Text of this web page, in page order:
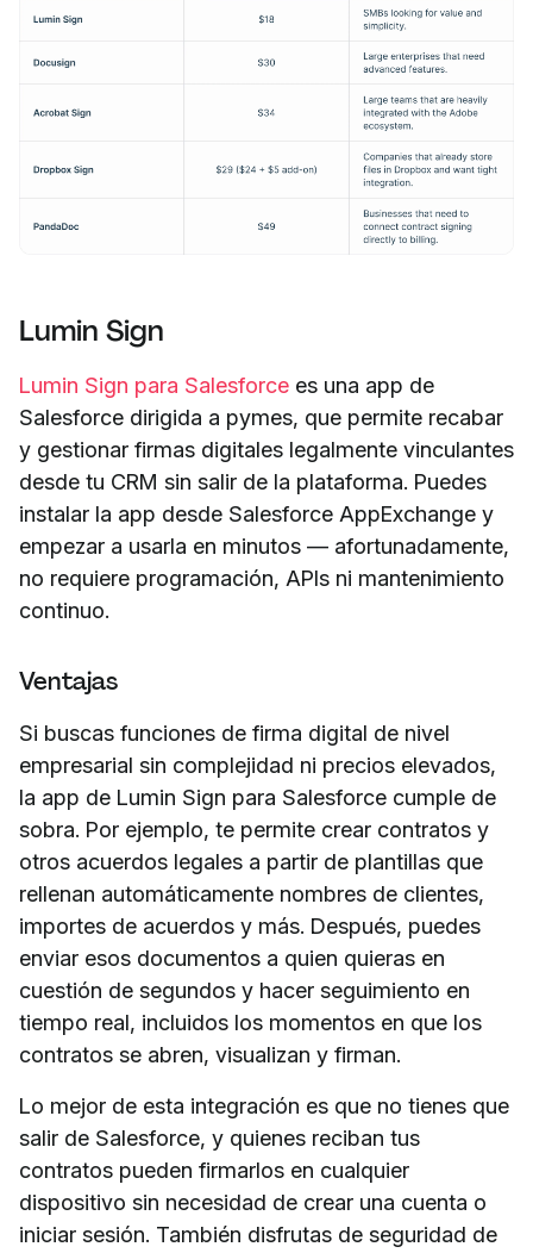
Lumin Sign
Lumin Sign para Salesforce es una app de
Salesforce dirigida a pymes, que permite recabar
y gestionar firmas digitales legalmente vinculantes
desde tu CRM sin salir de la plataforma. Puedes
instalar la app desde Salesforce AppExchange y
empezar a usarla en minutos — afortunadamente,
no requiere programación, APIs ni mantenimiento
continuo.
Ventajas
Si buscas funciones de firma digital de nivel
empresarial sin complejidad ni precios elevados,
la app de Lumin Sign para Salesforce cumple de
sobra. Por ejemplo, te permite crear contratos y
otros acuerdos legales a partir de plantillas que
rellenan automáticamente nombres de clientes,
importes de acuerdos y más. Después, puedes
enviar esos documentos a quien quieras en
cuestión de segundos y hacer seguimiento en
tiempo real, incluidos los momentos en que los
contratos se abren, visualizan y firman.
Lo mejor de esta integración es que no tienes que
salir de Salesforce, y quienes reciban tus
contratos pueden firmarlos en cualquier
dispositivo sin necesidad de crear una cuenta o
iniciar sesión. También disfrutas de seguridad de